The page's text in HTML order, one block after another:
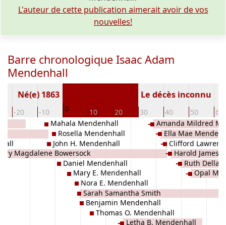
L'auteur de cette publication aimerait avoir de vos
nouvelles!
Barre chronologique Isaac Adam
Mendenhall
-20 -10 0 10 20 30 40 50 60
Né(e) 1863 Le décès inconnu
Magdalene Bowersock
Mahala Mendenhall
John H. Mendenhall
Rosella Mendenhall
Daniel Mendenhall
Mary E. Mendenhall
Nora E. Mendenhall
Sarah Samantha Smith
Benjamin Mendenhall
Thomas O. Mendenhall
Letha B. Mendenhall
Amanda Mildred
Ella Mae
Clifford
Harold James
Ruth Della
Opal